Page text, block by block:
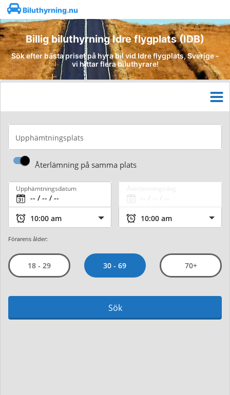
Biluthyrning.nu
Billig biluthyrning Idre flygplats (IDB)
Sök efter bästa priset på hyra bil vid Idre flygplats, Sverige -
vi hittar flera biluthyrare!
Upphämtningsplats
Återlämning på samma plats
Upphämtningsdatum
Förarens ålder:
18 - 29 30 - 69 70+
Sök